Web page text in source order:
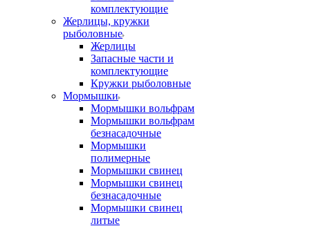
комплектующие
Жерлицы, кружки
рыболовные
Жерлицы
Запасные части и
комплектующие
Кружки рыболовные
Мормышки
Мормышки вольфрам
Мормышки вольфрам
безнасадочные
Мормышки
полимерные
Мормышки свинец
Мормышки свинец
безнасадочные
Мормышки свинец
литые